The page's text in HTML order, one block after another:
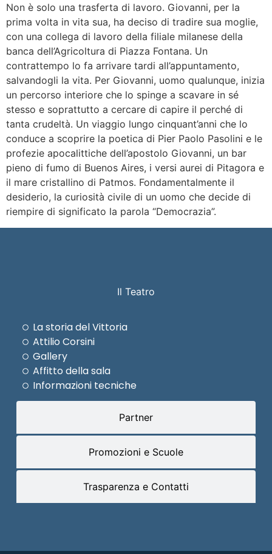
Non è solo una trasferta di lavoro. Giovanni, per la
prima volta in vita sua, ha deciso di tradire sua moglie,
con una collega di lavoro della filiale milanese della
banca dell’Agricoltura di Piazza Fontana. Un
contrattempo lo fa arrivare tardi all’appuntamento,
salvandogli la vita. Per Giovanni, uomo qualunque, inizia
un percorso interiore che lo spinge a scavare in sé
stesso e soprattutto a cercare di capire il perché di
tanta crudeltà. Un viaggio lungo cinquant’anni che lo
conduce a scoprire la poetica di Pier Paolo Pasolini e le
profezie apocalittiche dell’apostolo Giovanni, un bar
pieno di fumo di Buenos Aires, i versi aurei di Pitagora e
il mare cristallino di Patmos. Fondamentalmente il
desiderio, la curiosità civile di un uomo che decide di
riempire di significato la parola “Democrazia”.
Il Teatro
Partner
Promozioni e Scuole
Trasparenza e Contatti
La storia del Vittoria
Attilio Corsini
Gallery
Affitto della sala
Informazioni tecniche